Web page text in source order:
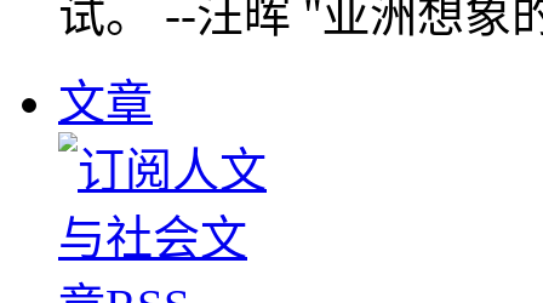
试。 --汪晖 "亚洲想象
文章